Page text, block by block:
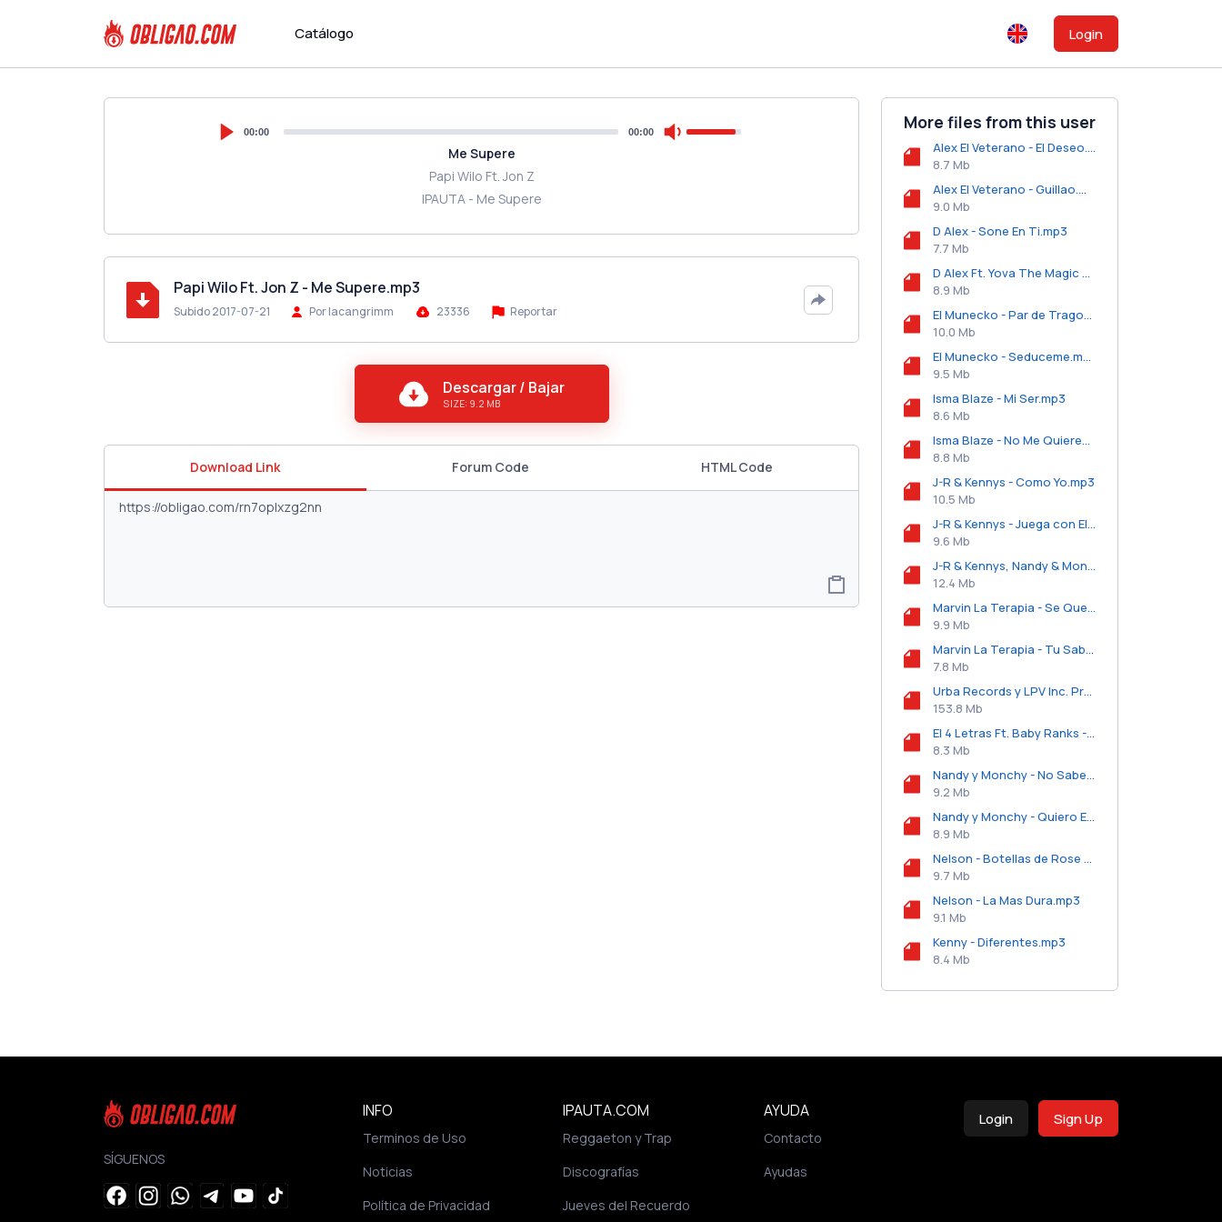
Catálogo Login
00:00 00:00
Me Supere
Papi Wilo Ft. Jon Z
IPAUTA - Me Supere
Papi Wilo Ft. Jon Z - Me Supere.mp3
Subido 2017-07-21 Por lacangrimm 23336 Reportar
Descargar / Bajar
SIZE: 9.2 MB
Download Link Forum Code HTML Code
More files from this user
Alex El Veterano - El Deseo.mp3
8.7 Mb
Alex El Veterano - Guillao.mp3
9.0 Mb
D Alex - Sone En Ti.mp3
7.7 Mb
D Alex Ft. Yova The Magic Maker - Es El o Soy Yo.mp3
8.9 Mb
El Munecko - Par de Tragos.mp3
10.0 Mb
El Munecko - Seduceme.mp3
9.5 Mb
Isma Blaze - Mi Ser.mp3
8.6 Mb
Isma Blaze - No Me Quieres.mp3
8.8 Mb
J-R & Kennys - Como Yo.mp3
10.5 Mb
J-R & Kennys - Juega con El.mp3
9.6 Mb
J-R & Kennys, Nandy & Monchy, D Alex Y Yova The Magic Maker - Pakas de 100 (Intro).mp3
12.4 Mb
Marvin La Terapia - Se Que Tienes Tu Marido.mp3
9.9 Mb
Marvin La Terapia - Tu Sabes.mp3
7.8 Mb
Urba Records y LPV Inc. Presentan - Los Milenarios (The Mixtape) (2017).zip
153.8 Mb
El 4 Letras Ft. Baby Ranks - Bailemoslo Lento.mp3
8.3 Mb
Nandy y Monchy - No Saben Que En Mi Cama.mp3
9.2 Mb
Nandy y Monchy - Quiero Estar Contigo.mp3
8.9 Mb
Nelson - Botellas de Rose y Moet.mp3
9.7 Mb
Nelson - La Mas Dura.mp3
9.1 Mb
Kenny - Diferentes.mp3
8.4 Mb
SÍGUENOS
INFO
Terminos de Uso
Noticias
Política de Privacidad
IPAUTA.COM
Reggaeton y Trap
Discografías
Jueves del Recuerdo
AYUDA
Contacto
Ayudas
Login Sign Up